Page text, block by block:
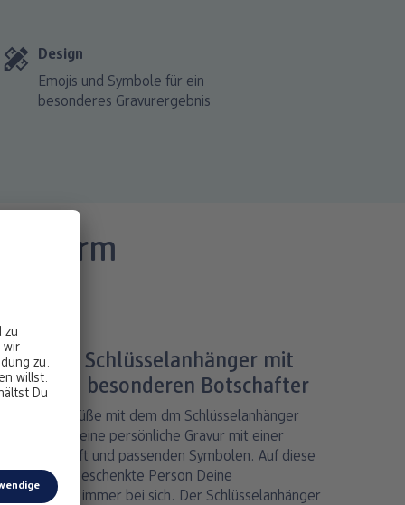
Design
Emojis und Symbole für ein
besonderes Gravurergebnis
wird der Schlüsselanhänger mit
zum besonderen Botschafter
liebe Grüße mit dem dm Schlüsselanhänger
Gestalte Deine persönliche Gravur mit einer
Botschaft und passenden Symbolen. Auf diese
trägt die beschenkte Person Deine
immer bei sich. Der Schlüsselanhänger